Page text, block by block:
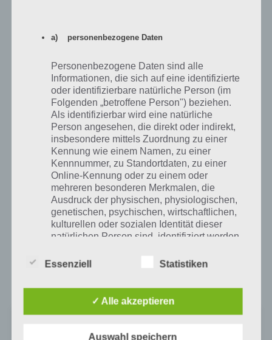
Cheats zu Sonic Jump
Leider gibt es keine Cheats zu Sonic Jump. Wer danach suchen sollte,
wird sicher auf das Cheat Tool für die PC Version von Sonic Jump
stoßen, welches einem 99999 Ringe bringen soll. Wir Android, iOS
und iPad sind uns keine funktionierenden Cheats bekannt. Dies liegt
aber daran, dass Sega natürlich die Ringenicht per Cheat freigeben
will, sondern man soll spielen bzw. am besten den In App Kauf
Wer Fragen oder Probleme zu Sonic Jump haben sollte, kann sich
gerne bei uns in den Kommentaren unten melden.
Spiele App herunterladen
herunterladen könnt. Sonic Jump gibt es als App für Android und
Sonic Jump Pro
2,99 €
a) personenbezogene Daten
Personenbezogene Daten sind alle
Informationen, die sich auf eine identifizierte
oder identifizierbare natürliche Person (im
Folgenden „betroffene Person") beziehen.
Als identifizierbar wird eine natürliche
Person angesehen, die direkt oder indirekt,
insbesondere mittels Zuordnung zu einer
Kennung wie einem Namen, zu einer
Kennnummer, zu Standortdaten, zu einer
Online-Kennung oder zu einem oder
mehreren besonderen Merkmalen, die
Ausdruck der physischen, physiologischen,
genetischen, psychischen, wirtschaftlichen,
kulturellen oder sozialen Identität dieser
natürlichen Person sind, identifiziert werden
b) betroffene Person
Betroffene Person ist jede identifizierte oder
Essenziell Statistiken
✓ Alle akzeptieren
Auswahl speichern